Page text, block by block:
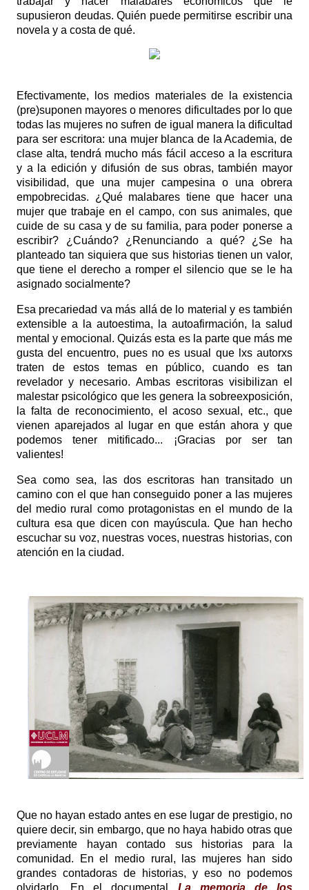
supusieron deudas. Quién puede permitirse escribir una
novela y a costa de qué.
Efectivamente, los medios materiales de la existencia
(pre)suponen mayores o menores dificultades por lo que
todas las mujeres no sufren de igual manera la dificultad
para ser escritora: una mujer blanca de la Academia, de
clase alta, tendrá mucho más fácil acceso a la escritura
y a la edición y difusión de sus obras, también mayor
visibilidad, que una mujer campesina o una obrera
empobrecidas. ¿Qué malabares tiene que hacer una
mujer que trabaje en el campo, con sus animales, que
cuide de su casa y de su familia, para poder ponerse a
escribir? ¿Cuándo? ¿Renunciando a qué? ¿Se ha
planteado tan siquiera que sus historias tienen un valor,
que tiene el derecho a romper el silencio que se le ha
asignado socialmente?
Esa precariedad va más allá de lo material y es también
extensible a la autoestima, la autoafirmación, la salud
mental y emocional. Quizás esta es la parte que más me
gusta del encuentro, pues no es usual que lxs autorxs
traten de estos temas en público, cuando es tan
revelador y necesario. Ambas escritoras visibilizan el
malestar psicológico que les genera la sobreexposición,
la falta de reconocimiento, el acoso sexual, etc., que
vienen aparejados al lugar en que están ahora y que
podemos tener mitificado... ¡Gracias por ser tan
valientes!
Sea como sea, las dos escritoras han transitado un
camino con el que han conseguido poner a las mujeres
del medio rural como protagonistas en el mundo de la
cultura esa que dicen con mayúscula. Que han hecho
escuchar su voz, nuestras voces, nuestras historias, con
atención en la ciudad.
Que no hayan estado antes en ese lugar de prestigio, no
quiere decir, sin embargo, que no haya habido otras que
previamente hayan contado sus historias para la
comunidad. En el medio rural, las mujeres han sido
grandes contadoras de historias, y eso no podemos
olvidarlo. En el documental La memoria de los